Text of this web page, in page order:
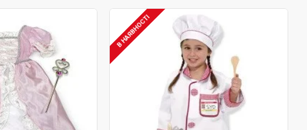
В НАЯВНОСТІ